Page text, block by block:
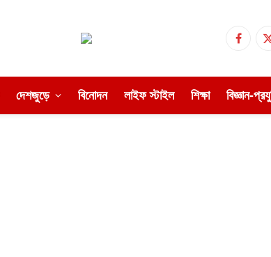
দেশজুড়ে বিনোদন লাইফ স্টাইল শিক্ষা বিজ্ঞান-